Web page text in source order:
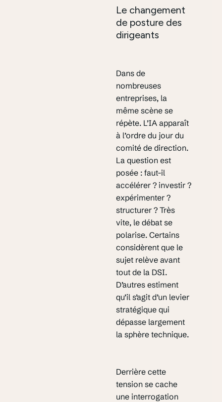
Le changement
de posture des
dirigeants
Dans de
nombreuses
entreprises, la
même scène se
répète. L’IA apparaît
à l’ordre du jour du
comité de direction.
La question est
posée : faut-il
accélérer ? investir ?
expérimenter ?
structurer ? Très
vite, le débat se
polarise. Certains
considèrent que le
sujet relève avant
tout de la DSI.
D’autres estiment
qu’il s’agit d’un levier
stratégique qui
dépasse largement
la sphère technique.
Derrière cette
tension se cache
une interrogation